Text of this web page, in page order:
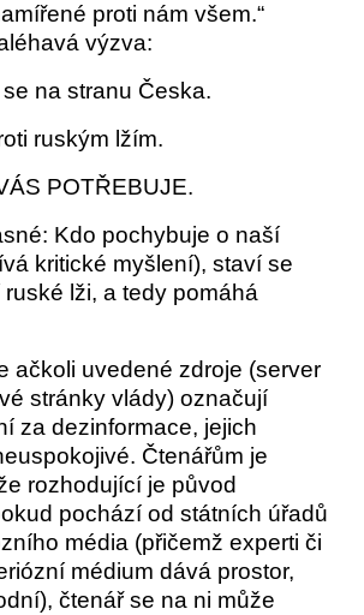
proti nám všem.“
výzva:
na stranu Česka.
ruským lžím.
POTŘEBUJE.
Kdo pochybuje o naší
kritické myšlení), staví se
lži, a tedy pomáhá
ačkoli uvedené zdroje (server
stránky vlády) označují
za dezinformace, jejich
Čtenářům je
rozhodující je původ
pochází od státních úřadů
média (přičemž experti či
médium dává prostor,
čtenář se na ni může